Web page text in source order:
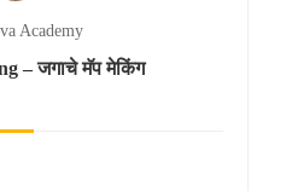
Academy
– जगाचे मॅप मेकिंग